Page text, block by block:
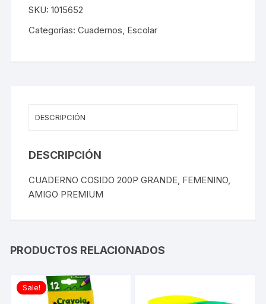
LISTA
DE
DESEOS
SKU:1015652
Categorías:Cuadernos Escolar
DESCRIPCIÓN
DESCRIPCIÓN
CUADERNO COSIDO 200P GRANDE, FEMENINO,
AMIGO PREMIUM
PRODUCTOS RELACIONADOS
Sale!